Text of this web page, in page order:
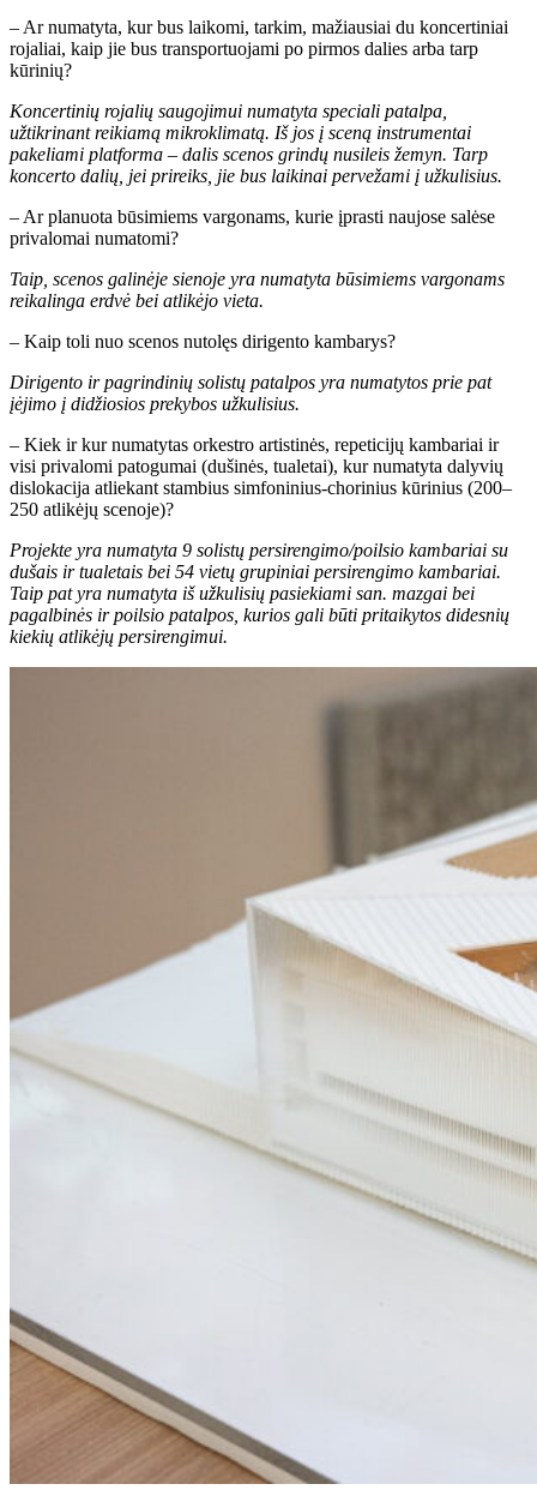
– Ar numatyta, kur bus laikomi, tarkim, mažiausiai du koncertiniai
rojaliai, kaip jie bus transportuojami po pirmos dalies arba tarp
kūrinių?
Koncertinių rojalių saugojimui numatyta speciali patalpa,
užtikrinant reikiamą mikroklimatą. Iš jos į sceną instrumentai
pakeliami platforma – dalis scenos grindų nusileis žemyn. Tarp
koncerto dalių, jei prireiks, jie bus laikinai pervežami į užkulisius.
– Ar planuota būsimiems vargonams, kurie įprasti naujose salėse
privalomai numatomi?
Taip, scenos galinėje sienoje yra numatyta būsimiems vargonams
reikalinga erdvė bei atlikėjo vieta.
– Kaip toli nuo scenos nutolęs dirigento kambarys?
Dirigento ir pagrindinių solistų patalpos yra numatytos prie pat
įėjimo į didžiosios prekybos užkulisius.
– Kiek ir kur numatytas orkestro artistinės, repeticijų kambariai ir
visi privalomi patogumai (dušinės, tualetai), kur numatyta dalyvių
dislokacija atliekant stambius simfoninius-chorinius kūrinius (200–
250 atlikėjų scenoje)?
Projekte yra numatyta 9 solistų persirengimo/poilsio kambariai su
dušais ir tualetais bei 54 vietų grupiniai persirengimo kambariai.
Taip pat yra numatyta iš užkulisių pasiekiami san. mazgai bei
pagalbinės ir poilsio patalpos, kurios gali būti pritaikytos didesnių
kiekių atlikėjų persirengimui.